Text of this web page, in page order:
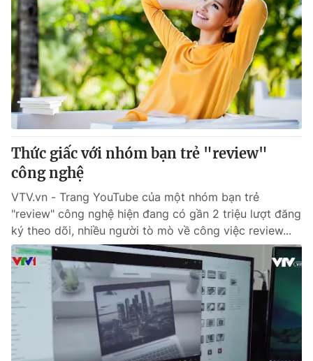
Thức giấc với nhóm bạn trẻ "review"
công nghệ
VTV.vn - Trang YouTube của một nhóm bạn trẻ
"review" công nghệ hiện đang có gần 2 triệu lượt đăng
ký theo dõi, nhiều người tò mò về công việc review...